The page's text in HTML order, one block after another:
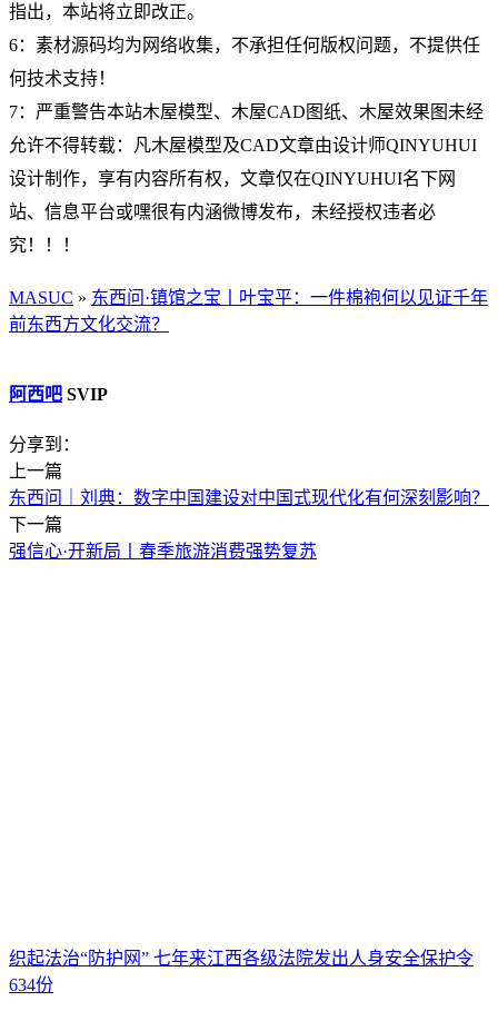
指出，本站将立即改正。
6：素材源码均为网络收集，不承担任何版权问题，不提供任
何技术支持！
7：严重警告本站木屋模型、木屋CAD图纸、木屋效果图未经
允许不得转载：凡木屋模型及CAD文章由设计师QINYUHUI
设计制作，享有内容所有权，文章仅在QINYUHUI名下网
站、信息平台或嘿很有内涵微博发布，未经授权违者必
究！！！
MASUC » 东西问·镇馆之宝丨叶宝平：一件棉袍何以见证千年
前东西方文化交流？
阿西吧 SVIP
分享到：
上一篇
东西问｜刘典：数字中国建设对中国式现代化有何深刻影响？
下一篇
强信心·开新局丨春季旅游消费强势复苏
织起法治“防护网” 七年来江西各级法院发出人身安全保护令
634份